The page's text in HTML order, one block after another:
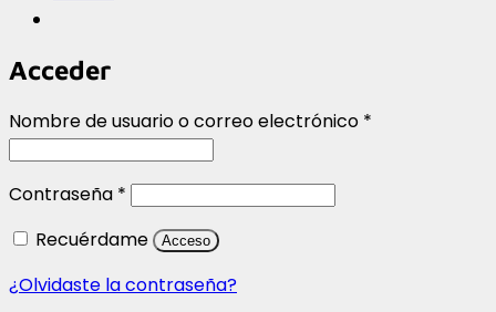
Acceder
Nombre de usuario o correo electrónico *
Contraseña * Obligatorio
Recuérdame
Acceso
¿Olvidaste la contraseña?